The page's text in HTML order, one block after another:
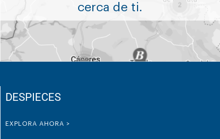
cerca de ti.
DESPIECES
EXPLORA AHORA >